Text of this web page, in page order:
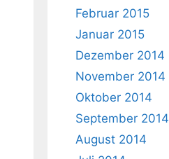
Februar 2015
Januar 2015
Dezember 2014
November 2014
Oktober 2014
September 2014
August 2014